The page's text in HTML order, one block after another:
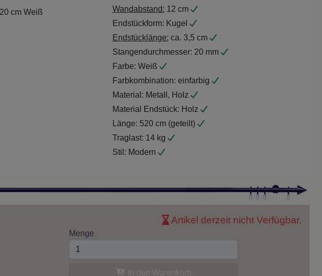
Wandabstand: 12 cm
Endstückform: Kugel
Endstücklänge: ca. 3,5 cm
Stangendurchmesser: 20 mm
Farbe: Weiß
Farbkombination: einfarbig
Material: Metall, Holz
Material Endstück: Holz
Länge: 520 cm (geteilt)
Traglast: 14 kg
Stil: Modern
Artikel derzeit nicht Verfügbar.
Menge